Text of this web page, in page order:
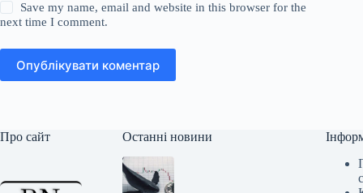
Save my name, email and website in this browser for the
next time I comment.
Опублікувати коментар
Про сайт Останні новини